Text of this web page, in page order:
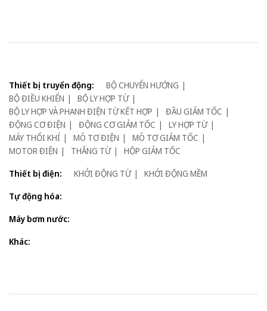
Thiết bị truyển động:
BỘ CHUYỂN HƯỚNG
BỘ ĐIỀU KHIỂN
BỘ LY HỢP TỪ
BỘ LY HỢP VÀ PHANH ĐIỆN TỪ KẾT HỢP
ĐẦU GIẢM TỐC
ĐỘNG CƠ ĐIỆN
ĐỘNG CƠ GIẢM TỐC
LY HỢP TỪ
MÁY THỔI KHÍ
MÔ TƠ ĐIỆN
MÔ TƠ GIẢM TỐC
MOTOR ĐIỆN
THẮNG TỪ
HỘP GIẢM TỐC
Thiết bị điện:
KHỞI ĐỘNG TỪ
KHỞI ĐỘNG MỀM
Tự động hóa:
Máy bơm nước:
Khác: